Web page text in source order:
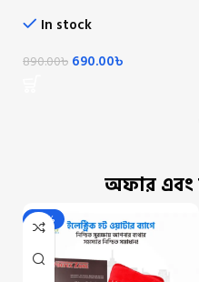
In stock
890.00৳ 690.00৳
অফার এবং
-22%